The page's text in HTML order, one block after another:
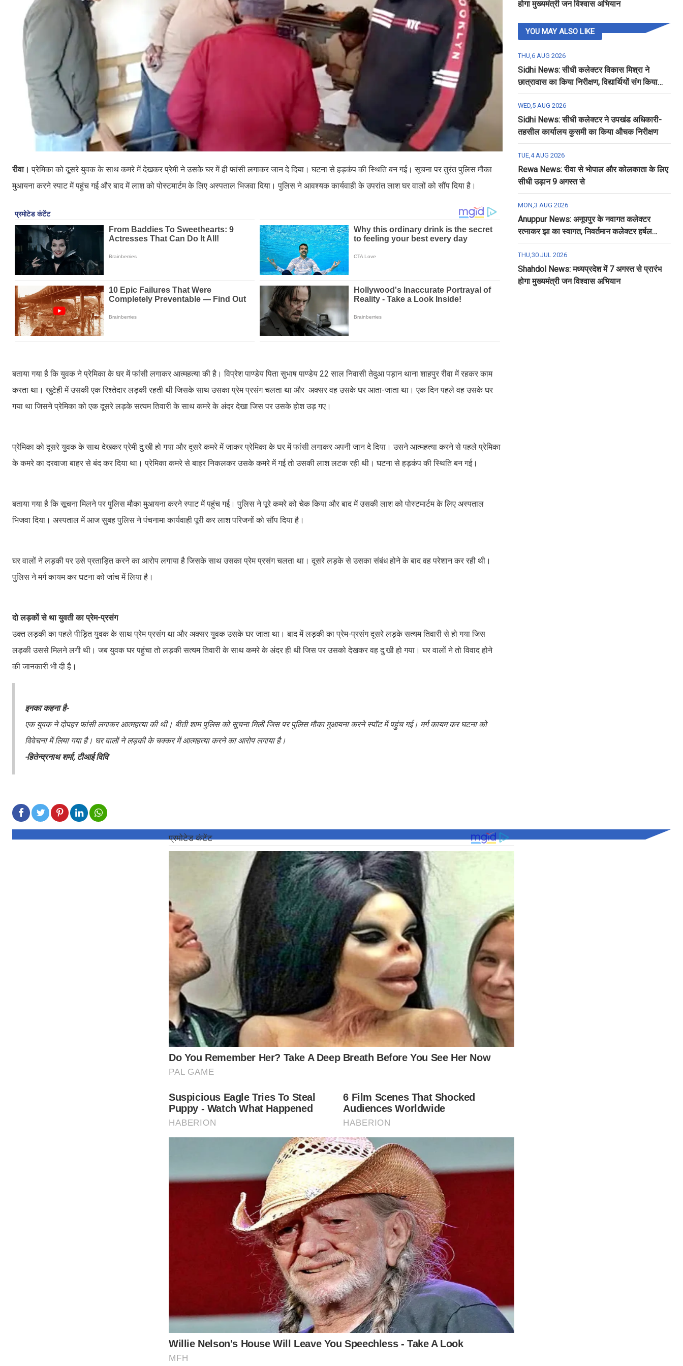
रीवा।प्रेमिका को दूसरे युवक के साथ कमरे में देखकर प्रेमी ने उसके घर में ही फांसी लगाकर जान दे दिया। घटना से हड़कंप की स्थिति बन गई। सूचना पर तुरंत पुलिस मौका
मुआयना करने स्पाट में पहुंच गई और बाद में लाश को पोस्टमार्टम के लिए अस्पताल भिजवा दिया। पुलिस ने आवश्यक कार्यवाही के उपरांत लाश घर वालों को सौंप दिया है।
बताया गया है कि युवक ने प्रेमिका के घर में फांसी लगाकर आत्महत्या की है। विप्रेश पाण्डेय पिता सुभाष पाण्डेय 22 साल निवासी तेदुआ पड़ान थाना शाहपुर रीवा में रहकर काम
करता था। खुटेही में उसकी एक रिश्तेदार लड़की रहती थी जिसके साथ उसका प्रेम प्रसंग चलता था और अक्सर वह उसके घर आता-जाता था। एक दिन पहले वह उसके घर
गया था जिसने प्रेमिका को एक दूसरे लड़के सत्यम तिवारी के साथ कमरे के अंदर देखा जिस पर उसके होश उड़ गए।
प्रेमिका को दूसरे युवक के साथ देखकर प्रेमी दु:खी हो गया और दूसरे कमरे में जाकर प्रेमिका के घर में फांसी लगाकर अपनी जान दे दिया। उसने आत्महत्या करने से पहले प्रेमिका
के कमरे का दरवाजा बाहर से बंद कर दिया था। प्रेमिका कमरे से बाहर निकलकर उसके कमरे में गई तो उसकी लाश लटक रही थी। घटना से हड़कंप की स्थिति बन गई।
बताया गया है कि सूचना मिलने पर पुलिस मौका मुआयना करने स्पाट में पहुंच गई। पुलिस ने पूरे कमरे को चेक किया और बाद में उसकी लाश को पोस्टमार्टम के लिए अस्पताल
भिजवा दिया। अस्पताल में आज सुबह पुलिस ने पंचनामा कार्यवाही पूरी कर लाश परिजनों को सौंप दिया है।
घर वालों ने लड़की पर उसे प्रताड़ित करने का आरोप लगाया है जिसके साथ उसका प्रेम प्रसंग चलता था। दूसरे लड़के से उसका संबंध होने के बाद वह परेशान कर रही थी।
पुलिस ने मर्ग कायम कर घटना को जांच में लिया है।
दो लड़कों से था युवती का प्रेम-प्रसंग
उक्त लड़की का पहले पीड़ित युवक के साथ प्रेम प्रसंग था और अक्सर युवक उसके घर जाता था। बाद में लड़की का प्रेम-प्रसंग दूसरे लड़के सत्यम तिवारी से हो गया जिस
लड़की उससे मिलने लगी थी। जब युवक घर पहुंचा तो लड़की सत्यम तिवारी के साथ कमरे के अंदर ही थी जिस पर उसको देखकर वह दु:खी हो गया। घर वालों ने तो विवाद होने
की जानकारी भी दी है।
इनका कहना है-
एक युवक ने दोपहर फांसी लगाकर आत्महत्या की थी। बीती शाम पुलिस को सूचना मिली जिस पर पुलिस मौका मुआयना करने स्पॉट में पहुंच गई। मर्ग कायम कर घटना को
विवेचना में लिया गया है। घर वालों ने लड़की के चक्कर में आत्महत्या करने का आरोप लगाया है।
-हितेन्द्रनाथ शर्मा, टीआई विवि
होगा मुख्यमंत्री जन विश्वास अभियान
YOU MAY ALSO LIKE
THU,6 AUG 2026
Sidhi News: सीधी कलेक्टर विकास मिश्रा ने
छात्रावास का किया निरीक्षण, विद्यार्थियों संग किया
रात्रि भोजन
WED,5 AUG 2026
Sidhi News: सीधी कलेक्टर ने उपखंड अधिकारी-
तहसील कार्यालय कुसमी का किया औचक निरीक्षण
TUE,4 AUG 2026
Rewa News: रीवा से भोपाल और कोलकाता के लिए
सीधी उड़ान 9 अगस्त से
MON,3 AUG 2026
Anuppur News: अनूपपुर के नवागत कलेक्टर
रत्नाकर झा का स्वागत, निवर्तमान कलेक्टर हर्षल
पंचोली को दी गई विदाई
THU,30 JUL 2026
Shahdol News: मध्यप्रदेश में 7 अगस्त से प्रारंभ
होगा मुख्यमंत्री जन विश्वास अभियान